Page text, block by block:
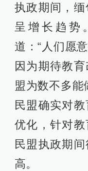
执政期间，
呈增长趋势
道：“人们愿
因为期待教
盟为数不多能
民盟确实对
优化，针对
民盟执政期
高。